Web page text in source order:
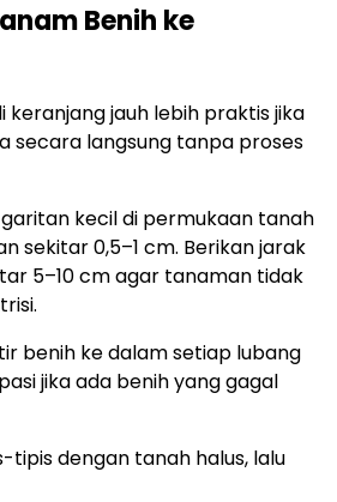
Benih ke
keranjang jauh lebih praktis jika
secara langsung tanpa proses
kecil di permukaan tanah
sekitar 0,5–1 cm. Berikan jarak
5–10 cm agar tanaman tidak
benih ke dalam setiap lubang
jika ada benih yang gagal
tipis dengan tanah halus, lalu